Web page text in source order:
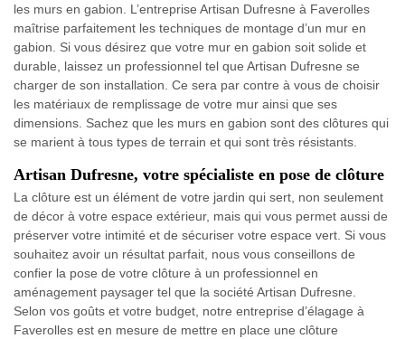
les murs en gabion. L’entreprise Artisan Dufresne à Faverolles
maîtrise parfaitement les techniques de montage d’un mur en
gabion. Si vous désirez que votre mur en gabion soit solide et
durable, laissez un professionnel tel que Artisan Dufresne se
charger de son installation. Ce sera par contre à vous de choisir
les matériaux de remplissage de votre mur ainsi que ses
dimensions. Sachez que les murs en gabion sont des clôtures qui
se marient à tous types de terrain et qui sont très résistants.
Artisan Dufresne, votre spécialiste en pose de clôture
La clôture est un élément de votre jardin qui sert, non seulement
de décor à votre espace extérieur, mais qui vous permet aussi de
préserver votre intimité et de sécuriser votre espace vert. Si vous
souhaitez avoir un résultat parfait, nous vous conseillons de
confier la pose de votre clôture à un professionnel en
aménagement paysager tel que la société Artisan Dufresne.
Selon vos goûts et votre budget, notre entreprise d’élagage à
Faverolles est en mesure de mettre en place une clôture